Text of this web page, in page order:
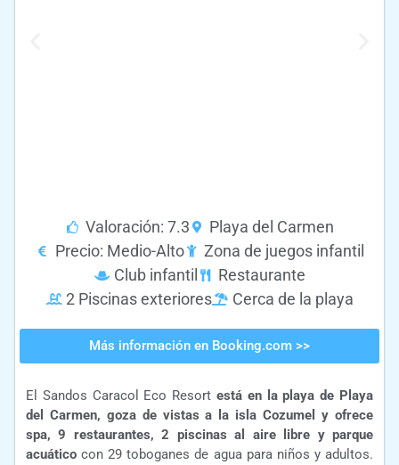
Valoración: 7.3
Playa del Carmen
Precio: Medio-Alto
Zona de juegos infantil
Club infantil
Restaurante
2 Piscinas exteriores
Cerca de la playa
Más información en Booking.com >>
El Sandos Caracol Eco Resort está en la playa de Playa
del Carmen, goza de vistas a la isla Cozumel y ofrece
spa, 9 restaurantes, 2 piscinas al aire libre y parque
acuático con 29 toboganes de agua para niños y adultos.